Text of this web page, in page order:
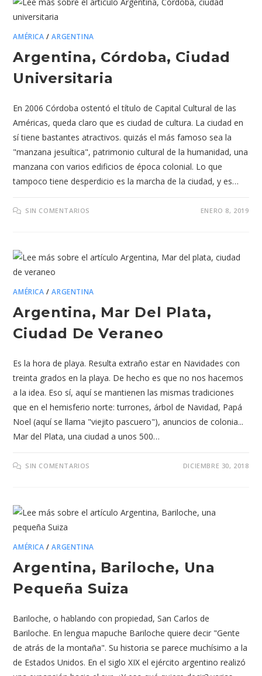
AMÉRICA /ARGENTINA
Argentina, Córdoba, Ciudad
Universitaria
En 2006 Córdoba ostentó el título de Capital Cultural de las
Américas, queda claro que es ciudad de cultura. La ciudad en
sí tiene bastantes atractivos. quizás el más famoso sea la
"manzana jesuítica", patrimonio cultural de la humanidad, una
manzana con varios edificios de época colonial. Lo que
tampoco tiene desperdicio es la marcha de la ciudad, y es…
SIN COMENTARIOS ENERO 8, 2019
AMÉRICA /ARGENTINA
Argentina, Mar Del Plata,
Ciudad De Veraneo
Es la hora de playa. Resulta extraño estar en Navidades con
treinta grados en la playa. De hecho es que no nos hacemos
a la idea. Eso sí, aquí se mantienen las mismas tradiciones
que en el hemisferio norte: turrones, árbol de Navidad, Papá
Noel (aquí se llama "viejito pascuero"), anuncios de colonia...
Mar del Plata, una ciudad a unos 500…
SIN COMENTARIOS DICIEMBRE 30, 2018
AMÉRICA /ARGENTINA
Argentina, Bariloche, Una
Pequeña Suiza
Bariloche, o hablando con propiedad, San Carlos de
Bariloche. En lengua mapuche Bariloche quiere decir "Gente
de atrás de la montaña". Su historia se parece muchísimo a la
de Estados Unidos. En el siglo XIX el ejército argentino realizó